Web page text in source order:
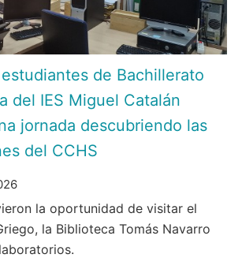
de Bachillerato
del IES Miguel Catalán
jornada descubriendo las
del CCHS
la oportunidad de visitar el
la Biblioteca Tomás Navarro